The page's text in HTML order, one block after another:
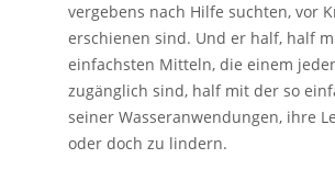
vergebens nach Hilfe suchten, vor
erschienen sind. Und er half, half
einfachsten Mitteln, die einem
zugänglich sind, half mit der so
seiner Wasseranwendungen, ihre
oder doch zu lindern.